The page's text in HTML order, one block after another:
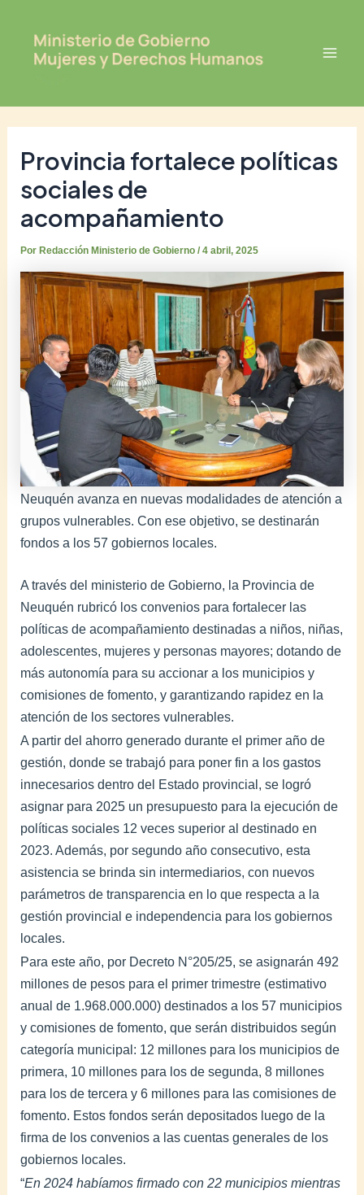
contenido
Provincia fortalece políticas
sociales de
acompañamiento
Por Redacción Ministerio de Gobierno/4 abril, 2025
Neuquén avanza en nuevas modalidades de atención a
grupos vulnerables. Con ese objetivo, se destinarán
fondos a los 57 gobiernos locales.
A través del ministerio de Gobierno, la Provincia de
Neuquén rubricó los convenios para fortalecer las
políticas de acompañamiento destinadas a niños, niñas,
adolescentes, mujeres y personas mayores; dotando de
más autonomía para su accionar a los municipios y
comisiones de fomento, y garantizando rapidez en la
atención de los sectores vulnerables.
A partir del ahorro generado durante el primer año de
gestión, donde se trabajó para poner fin a los gastos
innecesarios dentro del Estado provincial, se logró
asignar para 2025 un presupuesto para la ejecución de
políticas sociales 12 veces superior al destinado en
2023. Además, por segundo año consecutivo, esta
asistencia se brinda sin intermediarios, con nuevos
parámetros de transparencia en lo que respecta a la
gestión provincial e independencia para los gobiernos
locales.
Para este año, por Decreto N°205/25, se asignarán 492
millones de pesos para el primer trimestre (estimativo
anual de 1.968.000.000) destinados a los 57 municipios
y comisiones de fomento, que serán distribuidos según
categoría municipal: 12 millones para los municipios de
primera, 10 millones para los de segunda, 8 millones
para los de tercera y 6 millones para las comisiones de
fomento. Estos fondos serán depositados luego de la
firma de los convenios a las cuentas generales de los
gobiernos locales.
“En 2024 habíamos firmado con 22 municipios mientras
navigation